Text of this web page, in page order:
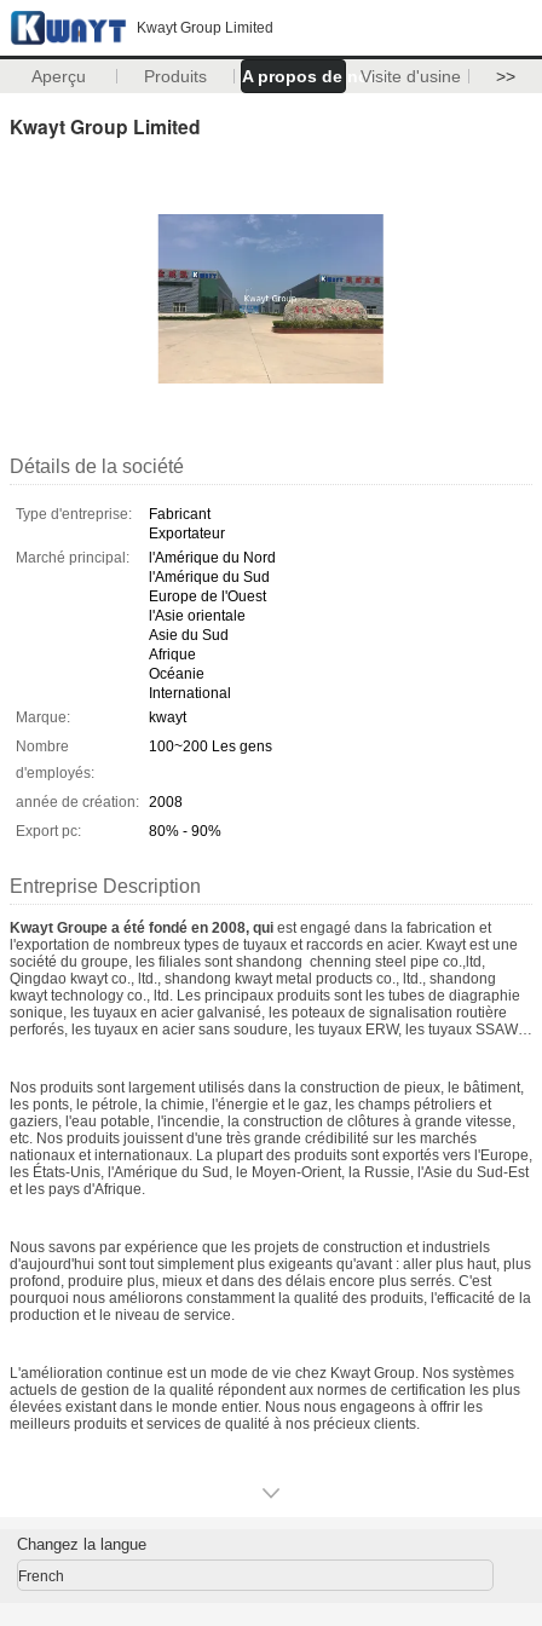
Kwayt Group Limited
Aperçu Produits A propos de nousVisite d'usine >>
Kwayt Group Limited
Détails de la société
Type d'entreprise:
Fabricant
Exportateur
Marché principal:
l'Amérique du Nord
l'Amérique du Sud
Europe de l'Ouest
l'Asie orientale
Asie du Sud
Afrique
Océanie
International
Marque:
kwayt
Nombre
d'employés:
100~200 Les gens
année de création: 2008
Export pc:
80% - 90%
Entreprise Description
Kwayt Groupe a été fondé en 2008, qui est engagé dans la fabrication et
l'exportation de nombreux types de tuyaux et raccords en acier. Kwayt est une
société du groupe, les filiales sont shandong chenning steel pipe co.,ltd,
Qingdao kwayt co., ltd., shandong kwayt metal products co., ltd., shandong
kwayt technology co., ltd. Les principaux produits sont les tubes de diagraphie
sonique, les tuyaux en acier galvanisé, les poteaux de signalisation routière
perforés, les tuyaux en acier sans soudure, les tuyaux ERW, les tuyaux SSAW
Nos produits sont largement utilisés dans la construction de pieux, le bâtiment,
les ponts, le pétrole, la chimie, l'énergie et le gaz, les champs pétroliers et
gaziers, l'eau potable, l'incendie, la construction de clôtures à grande vitesse,
etc. Nos produits jouissent d'une très grande crédibilité sur les marchés
nationaux et internationaux. La plupart des produits sont exportés vers l'Europe,
les États-Unis, l'Amérique du Sud, le Moyen-Orient, la Russie, l'Asie du Sud-Est
et les pays d'Afrique.
Nous savons par expérience que les projets de construction et industriels
d'aujourd'hui sont tout simplement plus exigeants qu'avant : aller plus haut, plus
profond, produire plus, mieux et dans des délais encore plus serrés. C'est
pourquoi nous améliorons constamment la qualité des produits, l'efficacité de la
production et le niveau de service.
L'amélioration continue est un mode de vie chez Kwayt Group. Nos systèmes
actuels de gestion de la qualité répondent aux normes de certification les plus
élevées existant dans le monde entier. Nous nous engageons à offrir les
meilleurs produits et services de qualité à nos précieux clients.
Changez la langue
French